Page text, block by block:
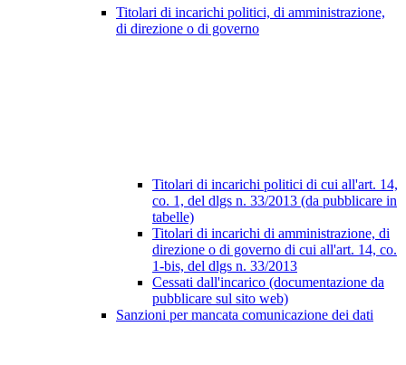
Titolari di incarichi politici, di amministrazione,
di direzione o di governo
Titolari di incarichi politici di cui all'art. 14,
co. 1, del dlgs n. 33/2013 (da pubblicare in
tabelle)
Titolari di incarichi di amministrazione, di
direzione o di governo di cui all'art. 14, co.
1-bis, del dlgs n. 33/2013
Cessati dall'incarico (documentazione da
pubblicare sul sito web)
Sanzioni per mancata comunicazione dei dati